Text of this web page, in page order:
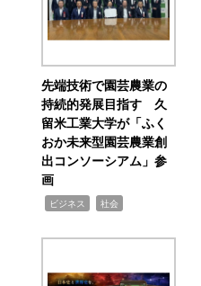
先端技術で園芸農業の
持続的発展目指す 久
留米工業大学が「ふく
おか未来型園芸農業創
出コンソーシアム」参
画
ビジネス 社会